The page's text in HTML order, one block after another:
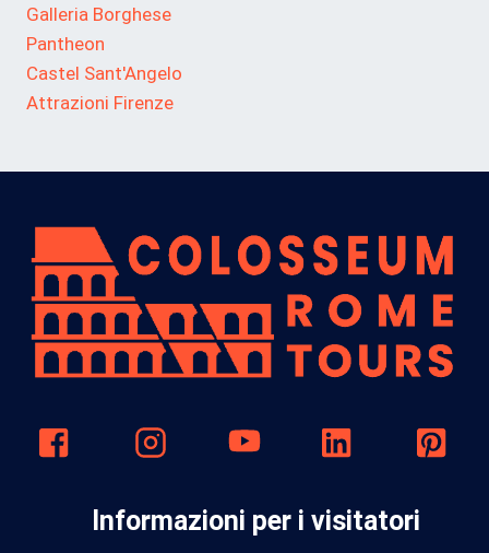
Galleria Borghese
Pantheon
Castel Sant'Angelo
Attrazioni Firenze
Informazioni per i visitatori